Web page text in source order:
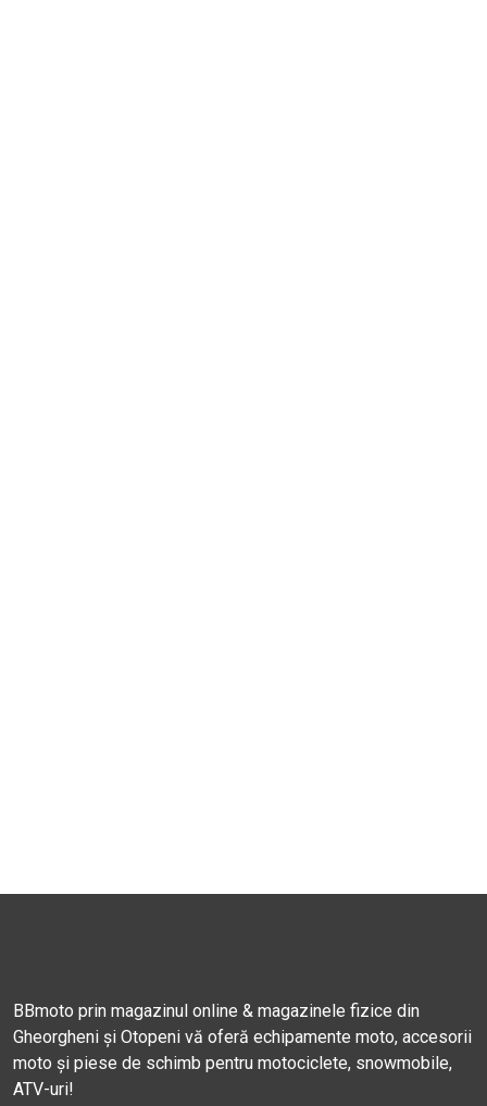
BBmoto prin magazinul online & magazinele fizice din
Gheorgheni și Otopeni vă oferă echipamente moto, accesorii
moto și piese de schimb pentru motociclete, snowmobile,
ATV-uri!